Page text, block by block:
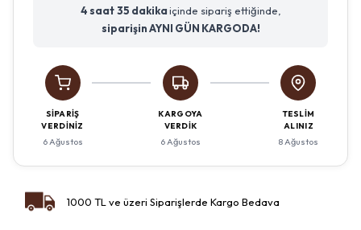
4 saat 35 dakikaiçinde sipariş ettiğinde,
siparişin AYNI GÜN KARGODA!
SIPARIŞ
VERDINIZ
6 Ağustos
KARGOYA
VERDIK
6 Ağustos
TESLIM
ALINIZ
8 Ağustos
1000 TL ve üzeri Siparişlerde Kargo Bedava